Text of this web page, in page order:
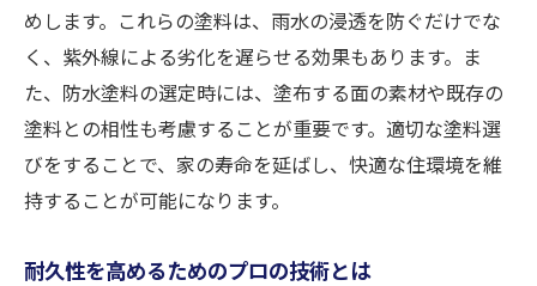
めします。これらの塗料は、雨水の浸透を防ぐだけでな
く、紫外線による劣化を遅らせる効果もあります。ま
た、防水塗料の選定時には、塗布する面の素材や既存の
塗料との相性も考慮することが重要です。適切な塗料選
びをすることで、家の寿命を延ばし、快適な住環境を維
持することが可能になります。
耐久性を高めるためのプロの技術とは